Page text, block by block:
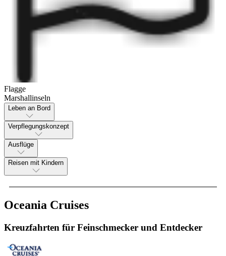
Flagge
Marshallinseln
Leben an Bord
Verpflegungskonzept
Ausflüge
Reisen mit Kindern
Oceania Cruises
Kreuzfahrten für Feinschmecker und Entdecker